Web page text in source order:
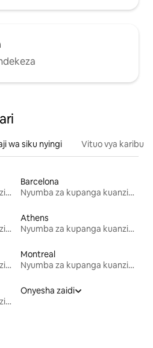
wa siku nyingi Vituo vya karibu
Nyumba za kupanga kuanzia mwezi mmoja
Barcelona
Nyumba za kupanga kuanzia mwezi mmoja
Nyumba za kupanga kuanzia mwezi mmoja
Athens
Nyumba za kupanga kuanzia mwezi mmoja
Nyumba za kupanga kuanzia mwezi mmoja
Montreal
Nyumba za kupanga kuanzia mwezi mmoja
Nyumba za kupanga kuanzia mwezi mmoja
Onyesha zaidi